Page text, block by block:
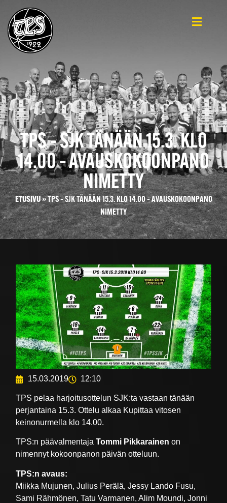
TPS – SJK TÄNÄÄN 15.3. KLO
14.00 – AVAUSKOKOONPANO
NIMETTY
ETUSIVU»TPS – SJK TÄNÄÄN 15.3. KLO 14.00 – AVAUSKOKOONPANO
NIMETTY
15.03.2019 12:10
TPS pelaa harjoitusottelun SJK:ta vastaan tänään
perjantaina 15.3. Ottelu alkaa Kupittaa vitosen
keinonurmella klo 14.00.
TPS:n päävalmentajaTommi Pikkarainen on
nimennyt kokoonpanon päivän otteluun.
TPS:n avaus:
Miikka Mujunen, Julius Perälä, Jessy Lando Fusu,
Sami Rähmönen, Tatu Varmanen, Alim Moundi, Jonni